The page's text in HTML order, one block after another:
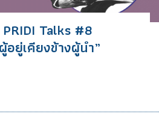
Talks #8
ยู่เคียงข้างผู้นำ”